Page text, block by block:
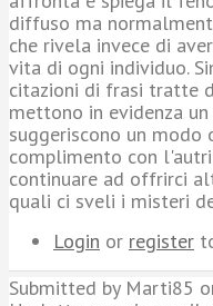
diffuso ma
che rivela invece di
vita di ogni individuo.
citazioni di frasi tratte
mettono in evidenza
suggeriscono un
complimento con
continuare ad offrirci
quali ci sveli i misteri
Login or register
Submitted by Marti85